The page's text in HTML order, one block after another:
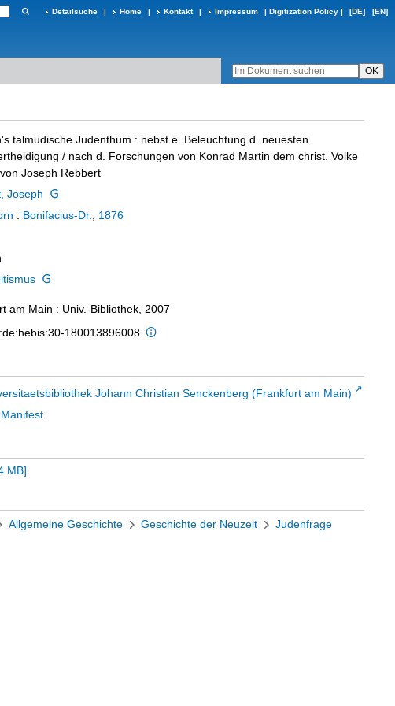
Detailsuche | Home | Kontakt | Impressum | Digitization Policy | [DE] [EN]
talmudische Judenthum : nebst e. Beleuchtung d. neuesten
/ nach d. Forschungen von Konrad Martin dem christ. Volke
Joseph Rebbert
Joseph
: Bonifacius-Dr.
1876
am Main : Univ.-Bibliothek, 2007
180013896008
Johann Christian Senckenberg (Frankfurt am Main)
MB]
Allgemeine Geschichte Geschichte der Neuzeit Judenfrage